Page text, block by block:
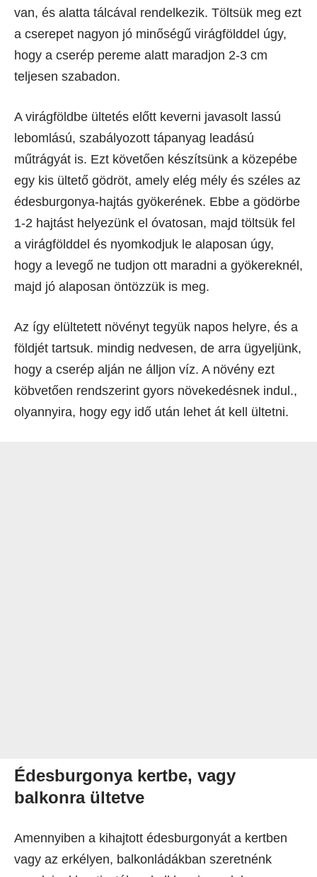
van, és alatta tálcával rendelkezik. Töltsük meg ezt
a cserepet nagyon jó minőségű virágfölddel úgy,
hogy a cserép pereme alatt maradjon 2-3 cm
teljesen szabadon.
A virágföldbe ültetés előtt keverni javasolt lassú
lebomlású, szabályozott tápanyag leadású
műtrágyát is. Ezt követően készítsünk a közepébe
egy kis ültető gödröt, amely elég mély és széles az
édesburgonya-hajtás gyökerének. Ebbe a gödörbe
1-2 hajtást helyezünk el óvatosan, majd töltsük fel
a virágfölddel és nyomkodjuk le alaposan úgy,
hogy a levegő ne tudjon ott maradni a gyökereknél,
majd jó alaposan öntözzük is meg.
Az így elültetett növényt tegyük napos helyre, és a
földjét tartsuk. mindig nedvesen, de arra ügyeljünk,
hogy a cserép alján ne álljon víz. A növény ezt
köbvetően rendszerint gyors növekedésnek indul.,
olyannyira, hogy egy idő után lehet át kell ültetni.
Édesburgonya kertbe, vagy
balkonra ültetve
Amennyiben a kihajtott édesburgonyát a kertben
vagy az erkélyen, balkonládákban szeretnénk